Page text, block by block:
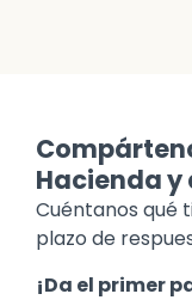
Hacienda
Cuéntanos qué
plazo de
¡Da el primer